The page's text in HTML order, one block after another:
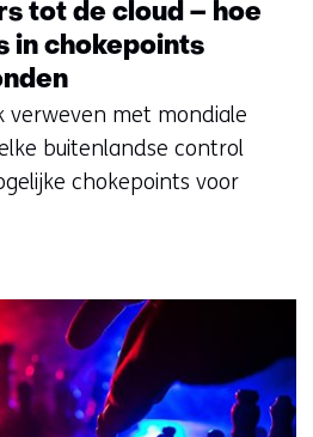
tot de cloud – hoe
in chokepoints
verweven met mondiale
buitenlandse control
chokepoints voor